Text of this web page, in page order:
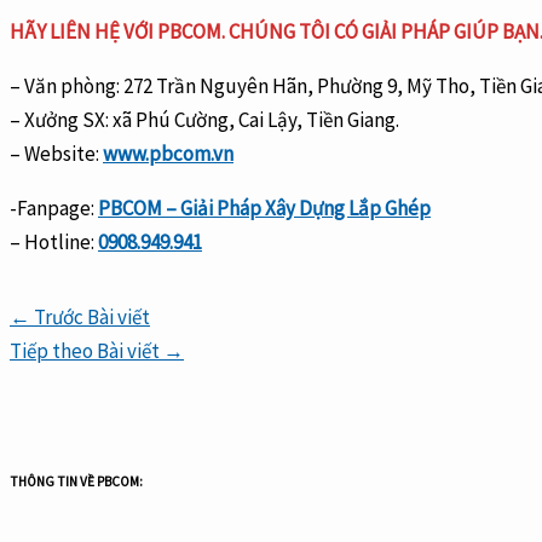
HÃY LIÊN HỆ VỚI PBCOM. CHÚNG TÔI CÓ GIẢI PHÁP GIÚP BẠN.
– Văn phòng: 272 Trần Nguyên Hãn, Phường 9, Mỹ Tho, Tiền
– Xưởng SX: xã Phú Cường, Cai Lậy, Tiền Giang.
– Website:www.pbcom.vn
-Fanpage: PBCOM – Giải Pháp Xây Dựng Lắp Ghép
– Hotline:0908.949.941
← Trước Bài viết
Tiếp theo Bài viết →
THÔNG TIN VỀ PBCOM: